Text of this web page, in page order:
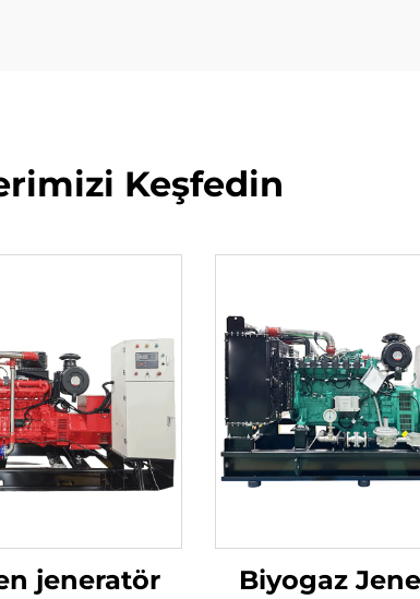
Keşfedin
jeneratör
Biyogaz